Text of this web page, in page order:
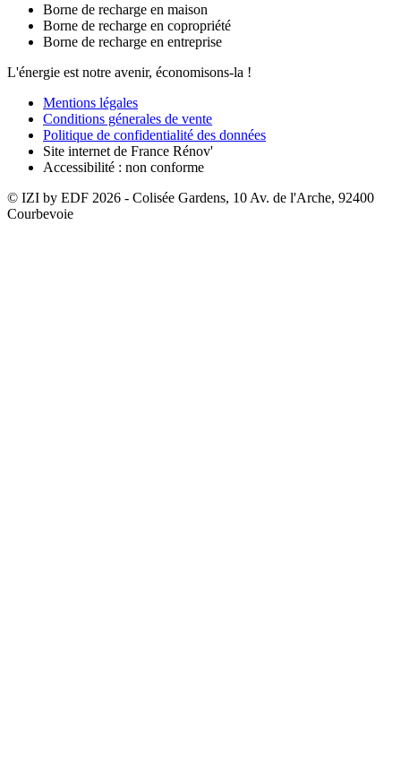
Borne de recharge en maison
Borne de recharge en copropriété
Borne de recharge en entreprise
L'énergie est notre avenir, économisons-la !
Mentions légales
Conditions génerales de vente
Politique de confidentialité des données
Site internet de France Rénov'
Accessibilité : non conforme
© IZI by EDF 2026 - Colisée Gardens, 10 Av. de l'Arche, 92400
Courbevoie